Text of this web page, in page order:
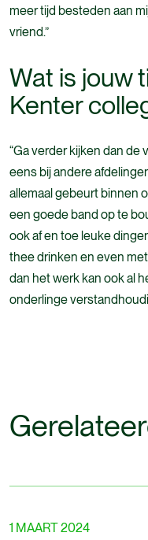
meer tijd besteden aan
vriend.”
Wat is jouw
Kenter
“Ga verder kijken dan de
eens bij andere
allemaal gebeurt binnen
een goede band op te
ook af en toe leuke
thee drinken en even
dan het werk kan ook al
onderlinge
1 MAART 2024